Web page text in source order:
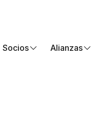
Socios Alianzas